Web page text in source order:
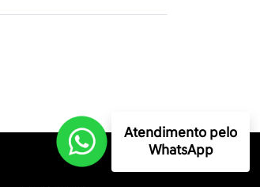
Atendimento pelo
WhatsApp